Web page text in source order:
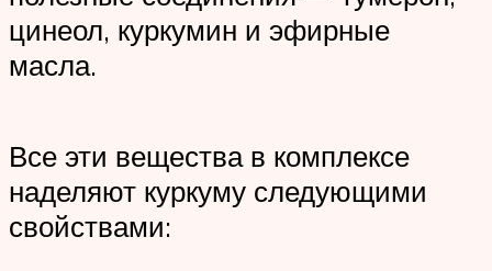
цинеол, куркумин и эфирные
масла.
Все эти вещества в комплексе
наделяют куркуму следующими
свойствами: